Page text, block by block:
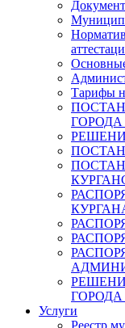
Тарифы
ГОРОДА
ГОРОДА
Услуги
Реестр